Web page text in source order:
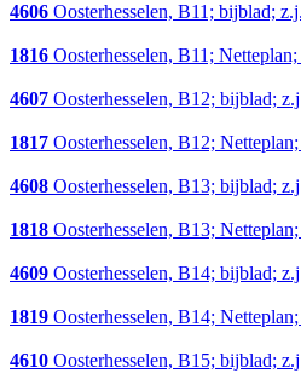
4606 Oosterhesselen, B11; bijblad; z.j.
1816 Oosterhesselen, B11;
4607 Oosterhesselen, B12; bijblad;
1817 Oosterhesselen, B12;
4608 Oosterhesselen, B13; bijblad;
1818 Oosterhesselen, B13;
4609 Oosterhesselen, B14; bijblad;
1819 Oosterhesselen, B14;
4610 Oosterhesselen, B15; bijblad;